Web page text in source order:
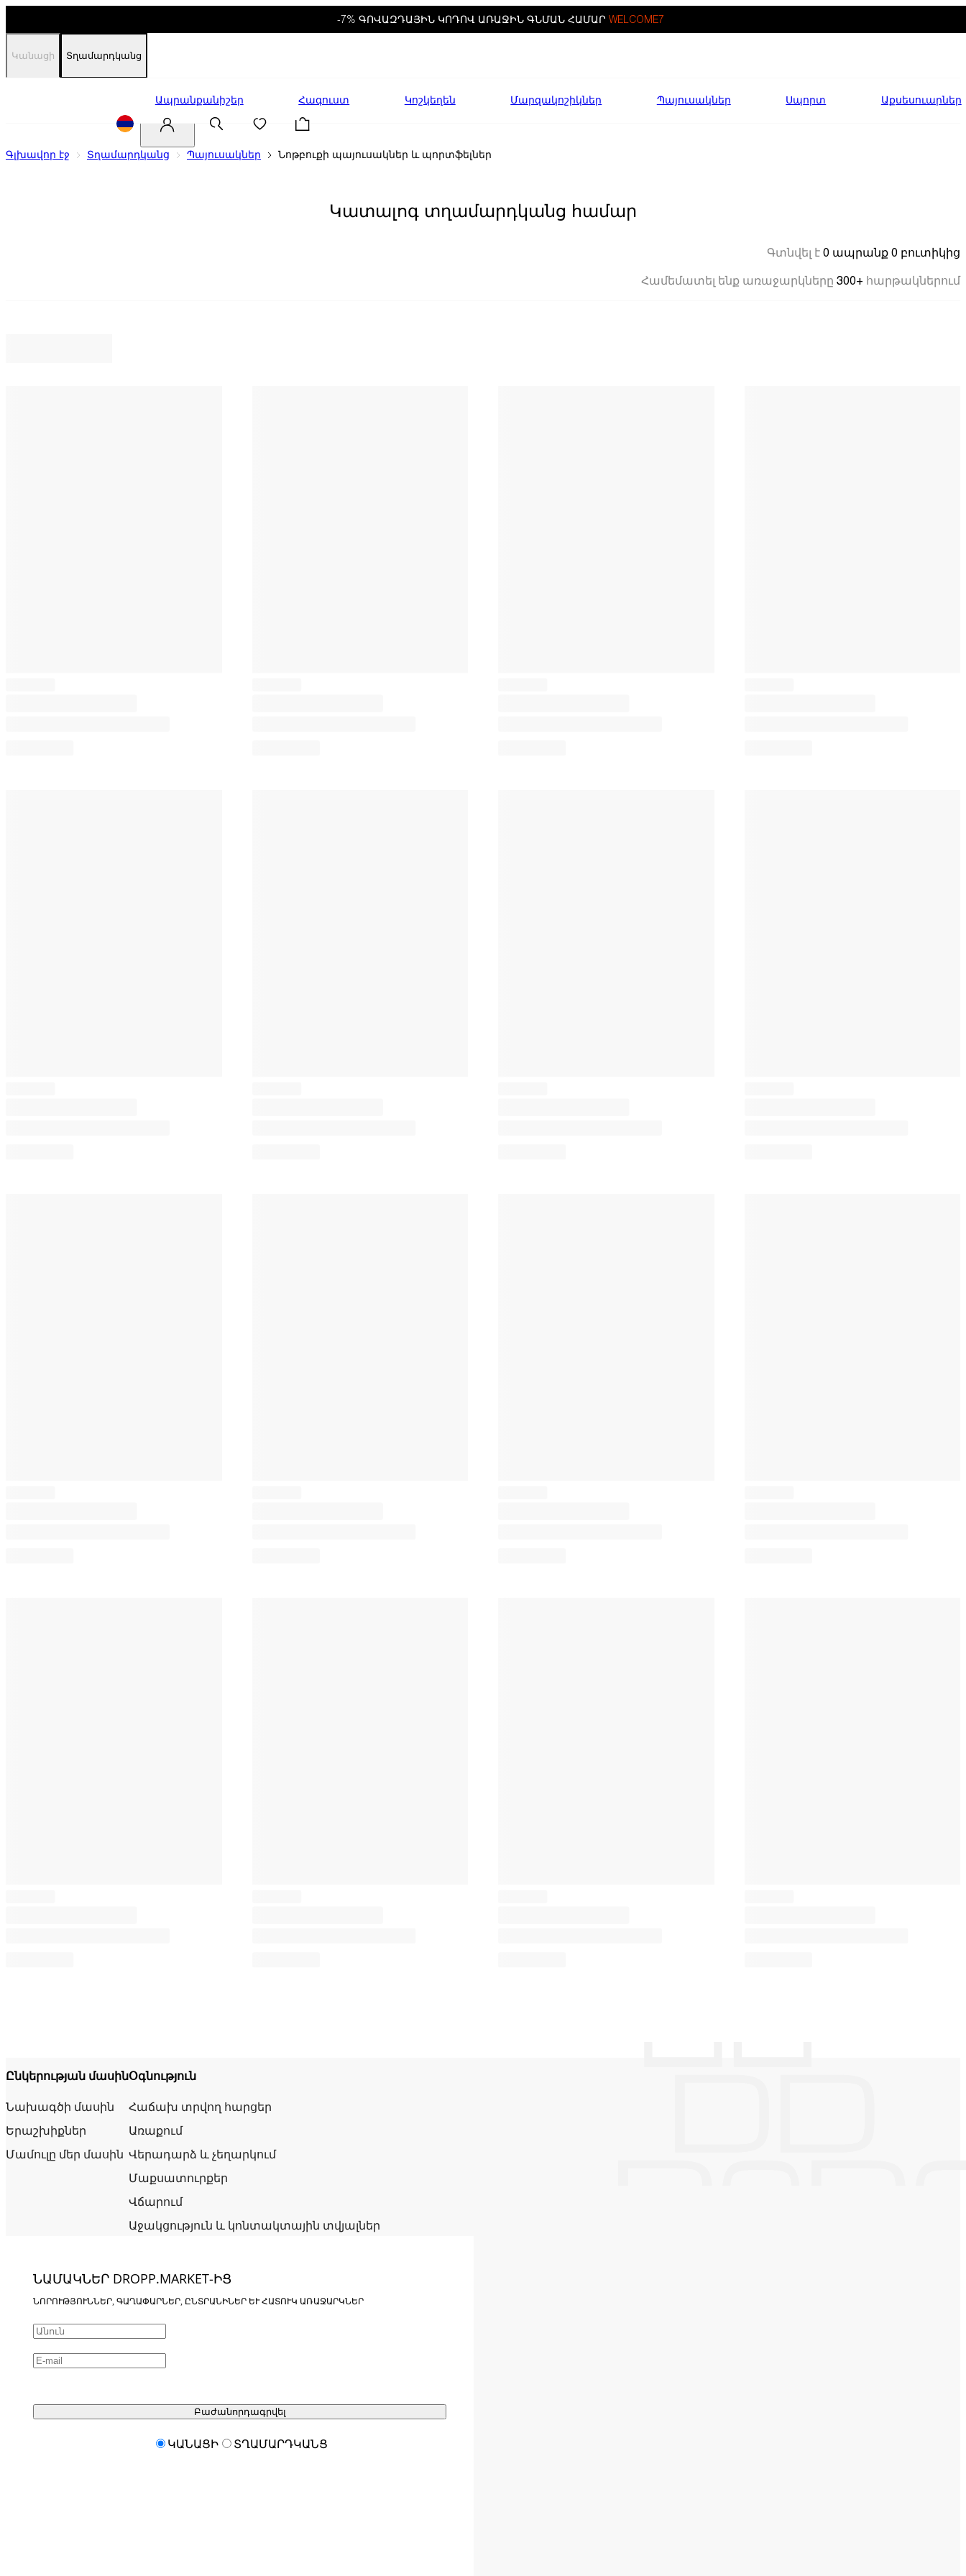
-7% ԳՈՎԱԶԴԱՅԻՆ ԿՈԴՈՎ ԱՌԱՋԻՆ ԳՆՄԱՆ ՀԱՄԱՐ WELCOME7
Կանացի Տղամարդկանց
Ապրանքանիշեր Հագուստ Կոշկեղեն Մարզակոշիկներ Պայուսակներ Սպորտ Աքսեսուարներ
Գլխավոր էջ Տղամարդկանց Պայուսակներ Նոթբուքի պայուսակներ և պորտֆելներ
Կատալոգ տղամարդկանց համար
Գտնվել է 0 ապրանք 0 բուտիկից
Համեմատել ենք առաջարկները 300+ հարթակներում
Ընկերության մասին
Նախագծի մասին
Երաշխիքներ
Մամուլը մեր մասին
Օգնություն
Հաճախ տրվող հարցեր
Առաքում
Վերադարձ և չեղարկում
Մաքսատուրքեր
Վճարում
Աջակցություն և կոնտակտային տվյալներ
ՆԱՄԱԿՆԵՐ DROPP.MARKET-ԻՑ
ՆՈՐՈՒԹՅՈՒՆՆԵՐ, ԳԱՂԱՓԱՐՆԵՐ, ԸՆՏՐԱՆԻՆԵՐ ԵՒ ՀԱՏՈՒԿ ԱՌԱՋԱՐԿՆԵՐ
Բաժանորդագրվել
ԿԱՆԱՑԻ ՏՂԱՄԱՐԴԿԱՆՑ